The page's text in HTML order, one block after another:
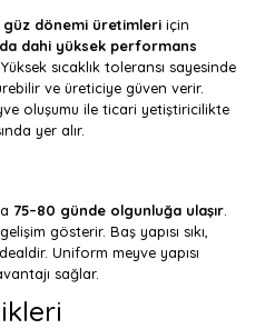
güz dönemi üretimleri için
dahi yüksek performans
sıcaklık toleransı sayesinde
ve üreticiye güven verir.
oluşumu ile ticari yetiştiricilikte
yer alır.
75–80 günde olgunluğa ulaşır
gösterir. Baş yapısı sıkı,
Uniform meyve yapısı
sağlar.